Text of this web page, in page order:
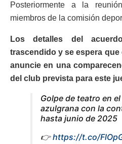
Posteriormente a la
miembros de la comisión
Los detalles del
trascendido y se espera
anuncie en una
del club prevista para este
Golpe de teatro en
azulgrana con la
hasta junio de 2025
👉https://t.co/